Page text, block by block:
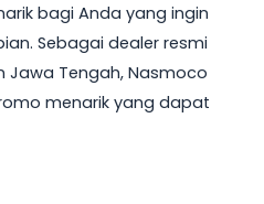
bagi Anda yang ingin
Sebagai dealer resmi
Jawa Tengah, Nasmoco
menarik yang dapat